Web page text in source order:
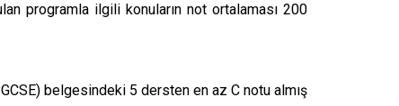
programla ilgili konuların not ortalaması 200
belgesindeki 5 dersten en az C notu almış